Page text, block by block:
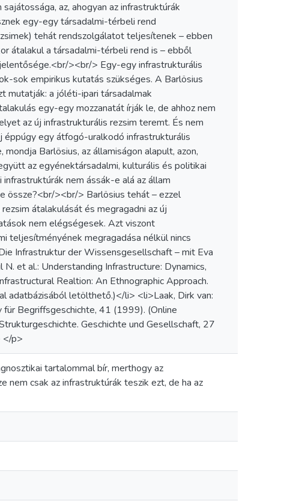
az, ahogyan az infrastruktúrák
egy-egy társadalmi-térbeli rend
tehát rendszolgálatot teljesítenek – ebben
átalakul a társadalmi-térbeli rend is – ebből
><br/> Egy-egy infrastrukturális
sok empirikus kutatás szükséges. A Barlösius
mutatják: a jóléti-ipari társadalmak
egy-egy mozzanatát írják le, de ahhoz nem
az új infrastrukturális rezsim teremt. És nem
éppúgy egy átfogó-uralkodó infrastrukturális
Barlösius, az államiságon alapult, azon,
az egyénektársadalmi, kulturális és politikai
nem ássák-e alá az állam
össze?<br/><br/> Barlösius tehát – ezzel
átalakulását és megragadni az új
nem elégségesek. Azt viszont
teljesítményének megragadása nélkül nincs
Infrastruktur der Wissensgesellschaft – mit Eva
et al.: Understanding Infrastructure: Dynamics,
Realtion: An Ethnographic Approach.
adatbázisából letölthető.)</li> <li>Laak, Dirk van:
Begriffsgeschichte, 41 (1999). (Online
Geschichte und Gesellschaft, 27
</p>
tartalommal bír, merthogy az
csak az infrastruktúrák teszik ezt, de ha az